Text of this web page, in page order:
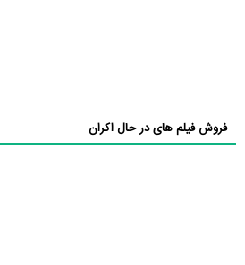
فروش فیلم های در حال اکران